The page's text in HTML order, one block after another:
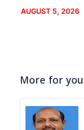
AUGUST 5, 2026
More for you